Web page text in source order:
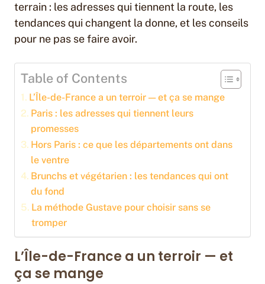
terrain : les adresses qui tiennent la route, les
tendances qui changent la donne, et les conseils
pour ne pas se faire avoir.
Table of Contents
L’Île-de-France a un terroir — et ça se mange
Paris : les adresses qui tiennent leurs
promesses
Hors Paris : ce que les départements ont dans
le ventre
Brunchs et végétarien : les tendances qui ont
du fond
La méthode Gustave pour choisir sans se
tromper
L’Île-de-France a un terroir — et
ça se mange